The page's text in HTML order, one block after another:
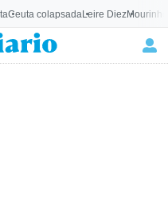
Ceuta colapsadaLeire Diez